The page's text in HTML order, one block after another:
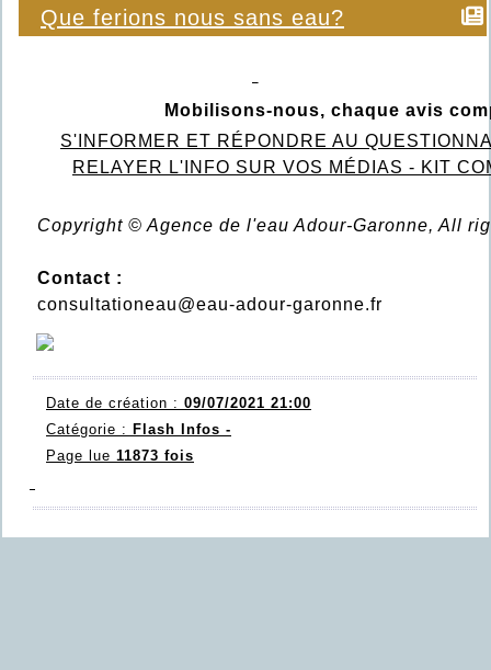
Que ferions nous sans eau?
Mobilisons-nous, chaque avis
S'INFORMER ET RÉPONDRE AU
RELAYER L'INFO SUR VOS MÉDIAS - KIT
Copyright © Agence de l'eau Adour-Garonne, All
Contact :
consultationeau@eau-adour-garonne.fr
Date de création : 09/07/2021 21:00
Catégorie : Flash Infos -
Page lue 11873 fois